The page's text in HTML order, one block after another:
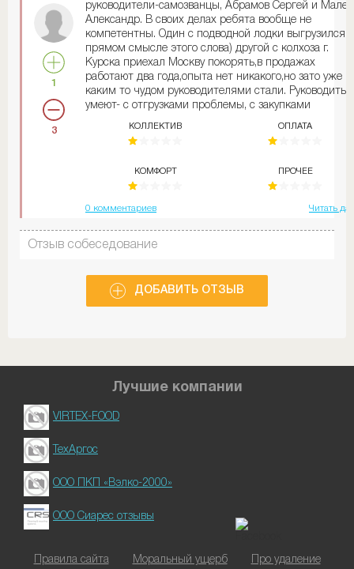
1
3
руководители-самозванцы, Абрамов Сергей и
Александр. В своих делах ребята вообще не
компетентны. Один с подводной лодки выгрузился (
прямом смысле этого слова) другой с колхоза г.
Курска приехал Москву покорять,в продажах
работают два года,опыта нет никакого,но зато уже
каким то чудом руководителями стали. Руководить
умеют- с отгрузками проблемы, с закупками
менеджеры сидят и все проблемы компании
вручную. Текучка в компании серьезная, всем на
хорошо,какие они крутые и т.д. На самом деле
обычные перекупы. Вся зп черная, бухгалтерия
вообще напутанная. все работники трудятся не
только на откатах.
работа с 9.30, больше ничего
КОЛЛЕКТИВ
КОМФОРТ
ОПЛАТА
ПРОЧЕЕ
0 комментариев Читать
Отзыв собеседование
ДОБАВИТЬ ОТЗЫВ
Лучшие компании
VIRTEX-FOOD
ТехАргос
ООО ПКП «Вэлко-2000»
ООО Сиарес отзывы
Правила сайта Моральный ущерб Про удаление